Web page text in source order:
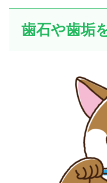
歯石や歯垢